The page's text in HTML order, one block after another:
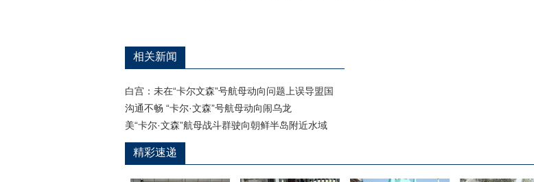
相关新闻
白宫：未在“卡尔文森”号航母动向问题上误导盟国
沟通不畅 “卡尔·文森”号航母动向闹乌龙
美“卡尔·文森”航母战斗群驶向朝鲜半岛附近水域
精彩速递